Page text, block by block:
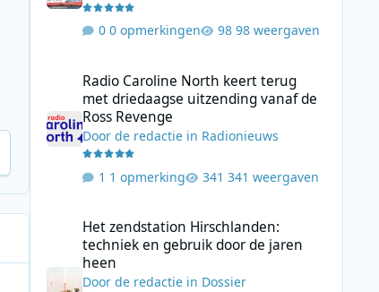
0 opmerkingen 98 weergaven
Radio Caroline North keert terug
met driedaagse uitzending vanaf de
Ross Revenge
Door de redactiein Radionieuws
1 opmerking 341 weergaven
Het zendstation Hirschlanden:
techniek en gebruik door de jaren
heen
Door de redactiein Dossier